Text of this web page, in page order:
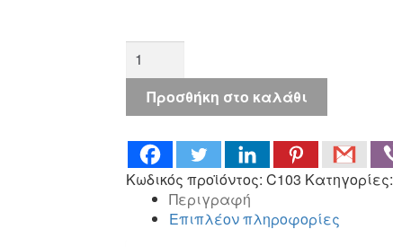
ΜΕΝΤΑΓΙΟΝ
ΠΡΙΓΚΙΠΙΣΣΑ
ΑΝΝΑ
ΟΛΑΦ
ΜΕ
ΑΣΗΜΙ
Προσθήκη στο καλάθι
Κωδικός προϊόντος:C103 Κατηγορίες:
Περιγραφή
Επιπλέον πληροφορίες